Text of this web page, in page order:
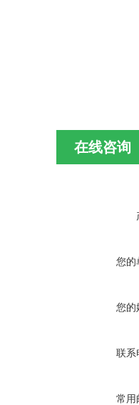
在线咨询
您的
您的
联系
常用